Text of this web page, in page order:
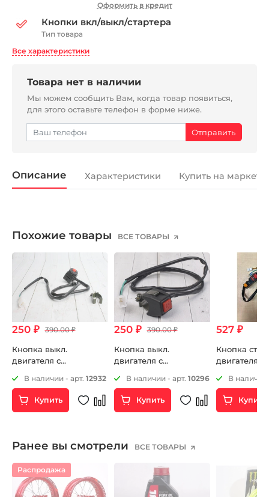
Оформить в кредит
Кнопки вкл/выкл/стартера
Тип товара
Все характеристики
Товара нет в наличии
Мы можем сообщить Вам, когда товар появиться,
для этого оставьте телефон в форме ниже.
Описание Характеристики Купить на
Похожие товары ВСЕ ТОВАРЫ
250 ₽ 390.00 ₽
Кнопка выкл.
двигателя с
круглая
В наличии - арт. 12932
Купить
250 ₽ 390.00 ₽
Кнопка выкл.
двигателя с
квадратная
В наличии - арт. 10296
Купить
527 ₽
Кнопка
двигателя
В наличии
Купить
Ранее вы смотрели ВСЕ ТОВАРЫ
Распродажа